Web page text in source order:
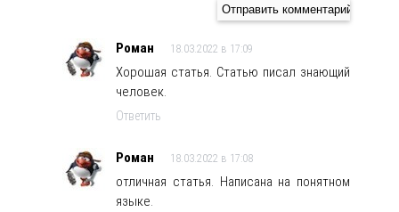
Роман 18.03.2022 в 17:09
Хорошая статья. Статью писал знающий
человек.
Ответить
Роман 18.03.2022 в 17:08
отличная статья. Написана на понятном
языке.